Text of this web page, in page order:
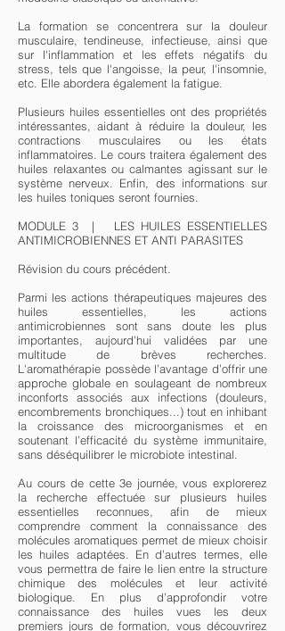
La formation se concentrera sur la douleur
musculaire, tendineuse, infectieuse, ainsi que
sur l'inflammation et les effets négatifs du
stress, tels que l'angoisse, la peur, l'insomnie,
etc. Elle abordera également la fatigue.
Plusieurs huiles essentielles ont des propriétés
intéressantes, aidant à réduire la douleur, les
contractions musculaires ou les états
inflammatoires. Le cours traitera également des
huiles relaxantes ou calmantes agissant sur le
système nerveux. Enfin, des informations sur
les huiles toniques seront fournies.
MODULE 3 | LES HUILES ESSENTIELLES
ANTIMICROBIENNES ET ANTI PARASITES
Révision du cours précédent.
Parmi les actions thérapeutiques majeures des
huiles essentielles, les actions
antimicrobiennes sont sans doute les plus
importantes, aujourd’hui validées par une
multitude de brèves recherches.
L'aromathérapie possède l’avantage d’offrir une
approche globale en soulageant de nombreux
inconforts associés aux infections (douleurs,
encombrements bronchiques...) tout en inhibant
la croissance des microorganismes et en
soutenant l’efficacité du système immunitaire,
sans déséquilibrer le microbiote intestinal.
Au cours de cette 3e journée, vous explorerez
la recherche effectuée sur plusieurs huiles
essentielles reconnues, afin de mieux
comprendre comment la connaissance des
molécules aromatiques permet de mieux choisir
les huiles adaptées. En d’autres termes, elle
vous permettra de faire le lien entre la structure
chimique des molécules et leur activité
biologique. En plus d’approfondir votre
connaissance des huiles vues les deux
premiers jours de formation, vous découvrirez